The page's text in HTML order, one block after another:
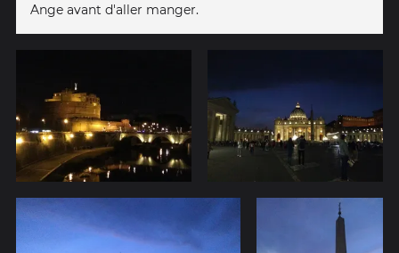
Ange avant d'aller manger.